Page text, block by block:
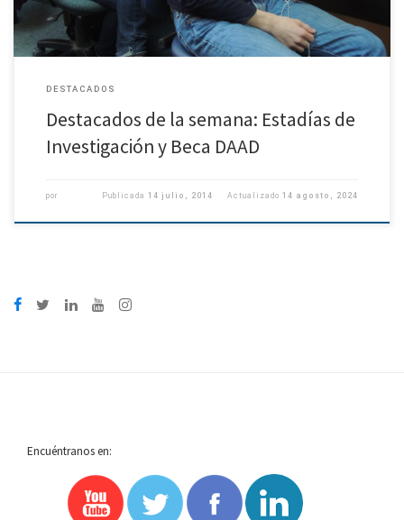
DESTACADOS
Destacados de la semana: Estadías de
Investigación y Beca DAAD
por Publicada14 julio, 2014 Actualizado14 agosto, 2024
Encuéntranos en: